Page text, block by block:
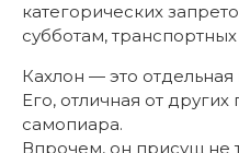
категорических
субботам,
Кахлон — это отдельная
Его, отличная от
самопиара.
Впрочем, он присущ не